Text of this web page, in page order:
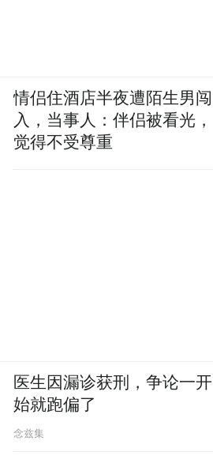
情侣住酒店半夜遭陌生男闯
入，当事人：伴侣被看光，
觉得不受尊重
医生因漏诊获刑，争论一开
始就跑偏了
念兹集